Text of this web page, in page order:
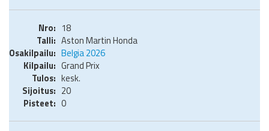
18
Aston Martin Honda
Belgia 2026
Grand Prix
kesk.
20
0